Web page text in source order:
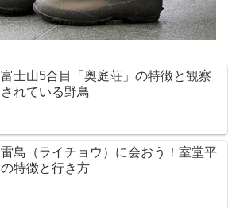
富士山5合目「奥庭荘」の特徴と観察
されている野鳥
雷鳥（ライチョウ）に会おう！室堂平
の特徴と行き方